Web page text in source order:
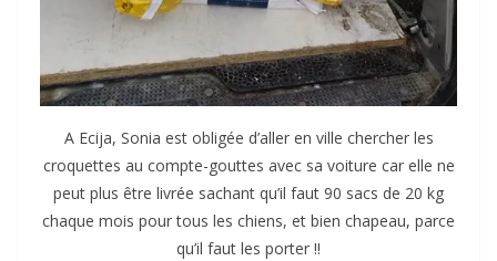
A Ecija, Sonia est obligée d’aller en ville chercher les
croquettes au compte-gouttes avec sa voiture car elle ne
peut plus être livrée sachant qu’il faut 90 sacs de 20 kg
chaque mois pour tous les chiens, et bien chapeau, parce
qu’il faut les porter !!